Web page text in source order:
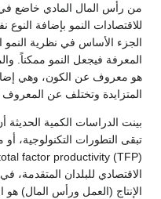
من رأس المال المادي خاضع في
للاقتصادات النمو بإضافة
الجزء الأساس في نظرية النمو
المعرفة فيجعل النمو ممكناً.
هو معروف عن الكون، وهي
المتزايدة وتختلف عن المعروف
بينت الدراسات الكمية الحديثة
تبقى التطورات التكنولوجية، أو
الاقتصادي للبلدان المتقدمة،
الإنتاج (العمل ورأس المال) هو